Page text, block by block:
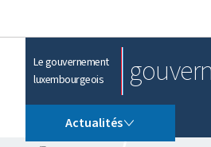
Le gouvernement
luxembourgeois
Actualités